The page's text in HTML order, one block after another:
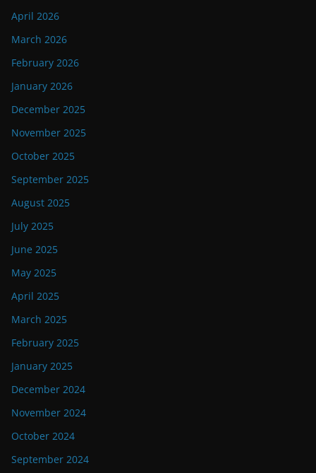
April 2026
March 2026
February 2026
January 2026
December 2025
November 2025
October 2025
September 2025
August 2025
July 2025
June 2025
May 2025
April 2025
March 2025
February 2025
January 2025
December 2024
November 2024
October 2024
September 2024